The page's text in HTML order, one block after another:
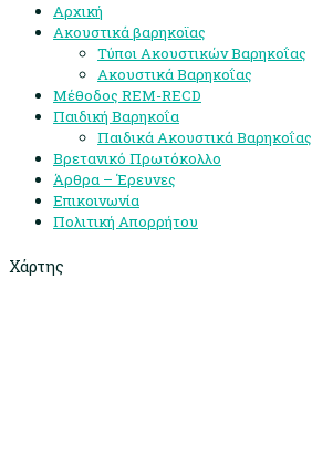
Αρχική
Ακουστικά βαρηκοϊας
Τύποι Ακουστικών Βαρηκοΐας
Ακουστικά Βαρηκοΐας
Μέθοδος REM-RECD
Παιδική Βαρηκοΐα
Παιδικά Ακουστικά Βαρηκοΐας
Βρετανικό Πρωτόκολλο
Άρθρα – Έρευνες
Επικοινωνία
Πολιτική Απορρήτου
Χάρτης